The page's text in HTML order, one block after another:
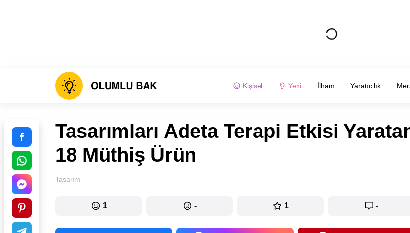
Kişisel Yeni İlham Yaratıcılık
Tasarımları Adeta Terapi Etkisi
18 Müthiş Ürün
Tasarım
1 - 1 -